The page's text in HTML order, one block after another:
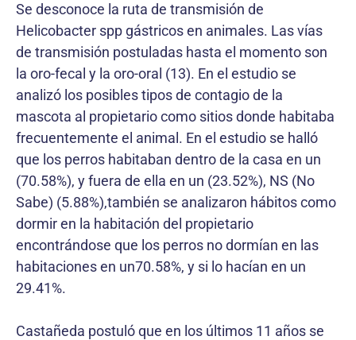
Se desconoce la ruta de transmisión de
Helicobacter spp gástricos en animales. Las vías
de transmisión postuladas hasta el momento son
la oro-fecal y la oro-oral (13). En el estudio se
analizó los posibles tipos de contagio de la
mascota al propietario como sitios donde habitaba
frecuentemente el animal. En el estudio se halló
que los perros habitaban dentro de la casa en un
(70.58%), y fuera de ella en un (23.52%), NS (No
Sabe) (5.88%),también se analizaron hábitos como
dormir en la habitación del propietario
encontrándose que los perros no dormían en las
habitaciones en un70.58%, y si lo hacían en un
29.41%.
Castañeda postuló que en los últimos 11 años se